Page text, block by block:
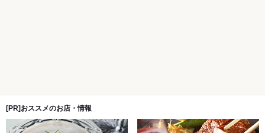
[PR]おススメのお店・情報